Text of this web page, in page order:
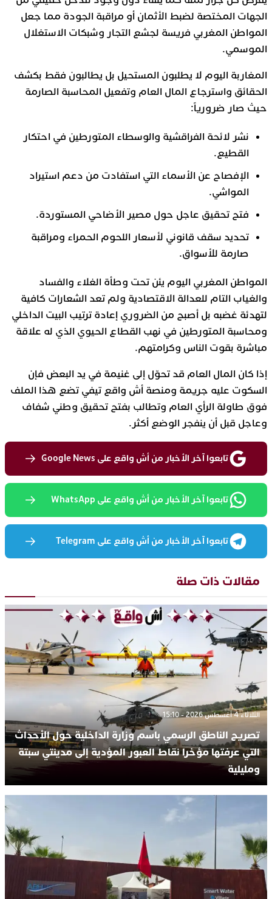
الجهات المختصة لضبط الأثمان أو مراقبة الجودة مما جعل
المواطن المغربي فريسة لجشع التجار وشبكات الاستغلال
الموسمي.
المغاربة اليوم لا يطلبون المستحيل بل يطالبون فقط بكشف
الحقائق واسترجاع المال العام وتفعيل المحاسبة الصارمة
حيث صار ضرورياً:
نشر لائحة الفراقشية والوسطاء المتورطين في احتكار
القطيع.
الإفصاح عن الأسماء التي استفادت من دعم استيراد
المواشي.
فتح تحقيق عاجل حول مصير الأضاحي المستوردة.
تحديد سقف قانوني لأسعار اللحوم الحمراء ومراقبة
صارمة للأسواق.
المواطن المغربي اليوم يئن تحت وطأة الغلاء والفساد
والغياب التام للعدالة الاقتصادية ولم تعد الشعارات كافية
لتهدئة غضبه بل أصبح من الضروري إعادة ترتيب البيت الداخلي
ومحاسبة المتورطين في نهب القطاع الحيوي الذي له علاقة
مباشرة بقوت الناس وكرامتهم.
إذا كان المال العام قد تحوّل إلى غنيمة في يد البعض فإن
السكوت عليه جريمة ومنصة أش واقع تيفي تضع هذا الملف
فوق طاولة الرأي العام وتطالب بفتح تحقيق وطني شفاف
وعاجل قبل أن ينفجر الوضع أكثر.
تابعوا آخر الأخبار من أش واقع على Google News
تابعوا آخر الأخبار من أش واقع على WhatsApp
تابعوا آخر الأخبار من أش واقع على Telegram
مقالات ذات صلة
الثلاثاء 4 أغسطس 2026 - 15:10
تصريح الناطق الرسمي باسم وزارة الداخلية حول الأحداث
التي عرفتها مؤخرا نقاط العبور المؤدية إلى مدينتي سبتة
ومليلية